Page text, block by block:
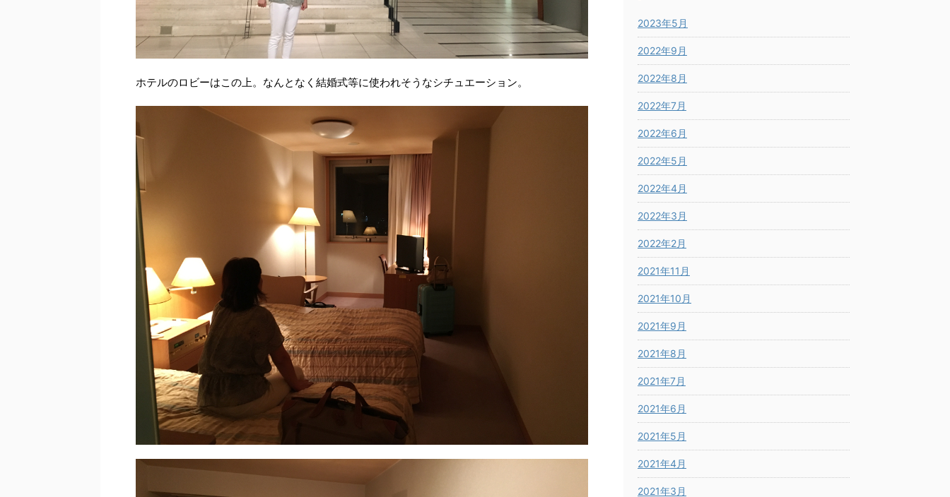
ホテルのロビーはこの上。なんとなく結婚式等に使われそうなシチュエーション。
2023年5月
2022年9月
2022年8月
2022年7月
2022年6月
2022年5月
2022年4月
2022年3月
2022年2月
2021年11月
2021年10月
2021年9月
2021年8月
2021年7月
2021年6月
2021年5月
2021年4月
2021年3月